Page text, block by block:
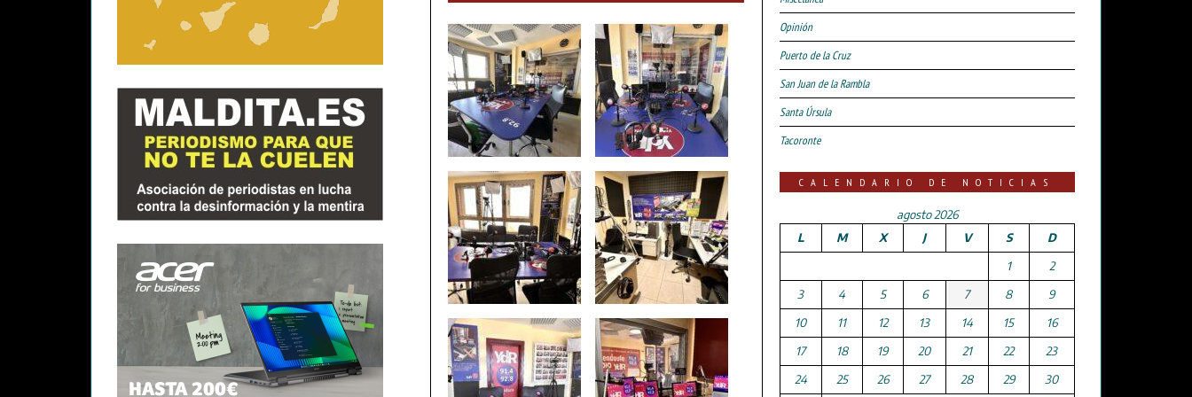
Opinión
Puerto de la Cruz
San Juan de la Rambla
Santa Úrsula
Tacoronte
CALENDARIO DE NOTICIAS
agosto 2026
L
M X J V S
D
1
2
3
4 5 6 7 8
9
10
11 12 13 14 15
16
17
18 19 20 21 22
23
24
25 26 27 28 29 30